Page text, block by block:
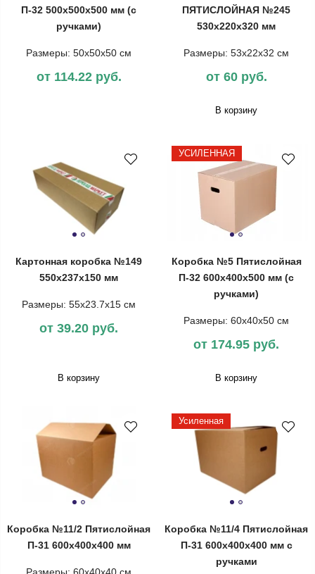
П-32 500х500х500 мм (с
ручками)
Размеры: 50х50х50 см
от 114.22 руб.
ПЯТИСЛОЙНАЯ №245
530х220х320 мм
Размеры: 53х22х32 см
от 60 руб.
В корзину
Картонная коробка №149
550х237х150 мм
Размеры: 55х23.7х15 см
от 39.20 руб.
В корзину
УСИЛЕННАЯ
Коробка №5 Пятислойная
П-32 600х400х500 мм (с
ручками)
Размеры: 60х40х50 см
от 174.95 руб.
В корзину
Коробка №11/2 Пятислойная
П-31 600х400х400 мм
Размеры: 60х40х40 см
Усиленная
Коробка №11/4 Пятислойная
П-31 600х400х400 мм с
ручками